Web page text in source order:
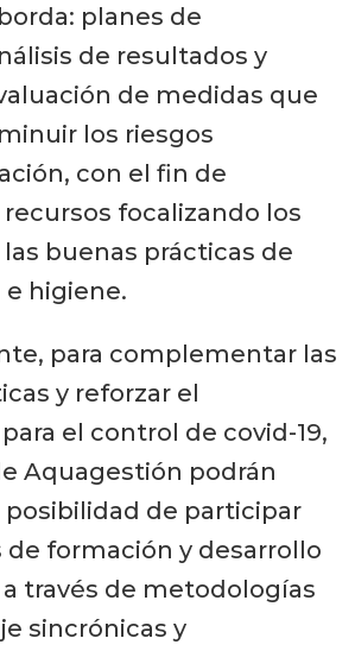
planes de
de resultados y
de medidas que
los riesgos
con el fin de
focalizando los
buenas prácticas de
higiene.
para complementar las
y reforzar el
el control de covid-19,
Aquagestión podrán
de participar
de formación y desarrollo
través de metodologías
sincrónicas y